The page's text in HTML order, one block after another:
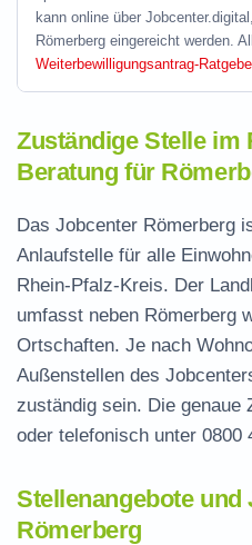
kann online über
Römerberg eingereicht werden.
Weiterbewilligungsantrag-
Zuständige Stelle im
Beratung für
Das Jobcenter Römerberg
Anlaufstelle für alle
Rhein-Pfalz-Kreis. Der
umfasst neben Römerberg
Ortschaften. Je nach
Außenstellen des
zuständig sein. Die genaue
oder telefonisch unter 0800
Stellenangebote und
Römerberg